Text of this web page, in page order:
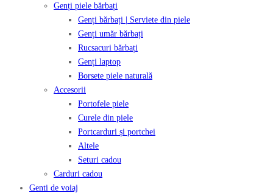
Genți piele bărbați
Genți bărbați | Serviete din piele
Genți umăr bărbați
Rucsacuri bărbați
Genți laptop
Borsete piele naturală
Accesorii
Portofele piele
Curele din piele
Portcarduri și portchei
Altele
Seturi cadou
Carduri cadou
Genti de voiaj